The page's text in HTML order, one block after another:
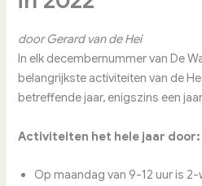
door Gerard van de Hei
In elk decembernummer van De
belangrijkste activiteiten van de
betreffende jaar, enigszins een
Activiteiten het hele jaar door:
Op maandag van 9-12 uur is